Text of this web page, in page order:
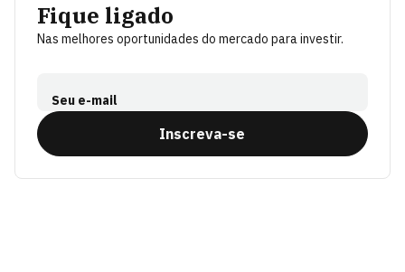
Fique ligado
Nas melhores oportunidades do mercado para investir.
Seu e-mail
Inscreva-se